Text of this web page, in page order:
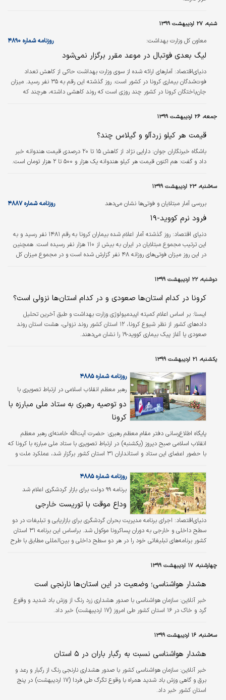
شنبه، ۲۷ اردیبهشت ۱۳۹۹
معاون کل وزارت بهداشت: روزنامه شماره ۴۸۹۰
لیگ بعدی فوتبال در موعد مقرر برگزار نمی‌شود
دنیای‌اقتصاد: آمارهای ارائه شده از سوی وزارت بهداشت حاکی از کاهش تعداد
فوت‌شدگان بیماری کرونا در کشور است. روز گذشته این رقم به ۳۵ نفر رسید. میزان
جان‌باختگان کرونا در کشور چند روزی است که روند کاهشی داشته، هرچند که
افزایش موارد ابتلا در سه استان کشور و هشدار درخصوص وضعیت برخی شهرهای
دیگر حکایت می‌کند. در این میان وضعیت خوزستان و تهران همچنان قرمز است و
استان خراسان شمالی هم وضعیت خوشایندی ندارد.
جمعه، ۲۶ اردیبهشت ۱۳۹۹
قیمت هر کیلو زردآلو و گیلاس چند؟
باشگاه خبرنگاران جوان:
دارایی نژاد از کاهش ۱۵ تا ۲۰ درصدی قیمت هندوانه خبر
داد و گفت: هم اکنون قیمت هر کیلو هندوانه یک هزار و ۵۰۰ تا ۲ هزار تومان است.
سه‌شنبه، ۲۳ اردیبهشت ۱۳۹۹
بررسی آمار مبتلایان و فوتی‌ها نشان می‌دهد روزنامه شماره ۴۸۸۷
فرود نرم کووید-۱۹
دنیای اقتصاد:
روز گذشته آمار اعلام شده بیماران کرونا به رقم ۱۴۸۱ نفر رسید و به
این ترتیب مجموع مبتلایان در ایران به بیش از ۱۱۰ هزار نفر رسیده است. همچنین
در این روز میزان فوتی‌های روزانه ۴۸ نفر گزارش شده است و در مجموع میزان کل
سال جاری کاهش ملایمی را داشته است و به نظر می‌رسد که بیماری کرونا به مرور
در حال کاهش است. در نتیجه با تداوم این روند تا انتهای بهار، سطح بیماری به
شکل قابل توجهی تحت کنترل درخواهد آمد. روز گذشته در آمارها اعلام…
دوشنبه، ۲۲ اردیبهشت ۱۳۹۹
کرونا در کدام استان‌ها صعودی و در کدام استان‌ها نزولی است؟
ايسنا: بر اساس اعلام کمیته اپیدمیولوژی وزارت بهداشت و طبق آخرین تحلیل
داده‌های کشور از نظر شیوع کرونا، ۱۲ استان کشور روند نزولی، هشت استان روند
صعودی یا آغاز پیک بیماری کووید-۱۹ را نشان می‌دهند.
یکشنبه، ۲۱ اردیبهشت ۱۳۹۹
رهبر معظم انقلاب اسلامی در ارتباط تصویری با
ستاد ملی مبارزه با کرونا مطرح کردند
روزنامه شماره ۴۸۸۵
دو توصیه رهبری به ستاد ملی مبارزه با
کرونا
پایگاه اطلاع‌رسانی دفتر مقام معظم رهبری: حضرت آیت‌الله خامنه‌ای رهبر معظم
انقلاب اسلامی صبح دیروز (یکشنبه) در ارتباط تصویری با ستاد ملی مبارزه با کرونا که
با حضور اعضای این ستاد و استانداران ۳۱ استان کشور برگزار شد، عملکرد ملت و
علمی، مدیریتی و خدماتی «حرکتی جهادی، عظیم و افتخارآمیز» خواندند و با تاکید
بر ثبت، بازخوانی و روایت هنرمندانه این تلاش و فداکاری ملی افزودند: مردم عزیز
ایران با رفتار متین و صبورانه خود انصافا خوش درخشیدند و فرهنگ اسلامی- ایرانی
را…
برنامه ۹۹ دولت برای بازار گردشگری اعلام شد
روزنامه شماره ۴۸۸۵
وداع موقت با توریست خارجی
دنیای‌اقتصاد: اجرای برنامه مدیریت بحران گردشگری برای بازاریابی و تبلیغات در دو
سطح داخلی و خارجی به دوران پساکرونا موکول شد. براساس این برنامه ۳۱ استان
کشور برنامه‌های تبلیغاتی خود را در هر دو سطح داخلی و بین‌المللی مطابق با طرح
می‌کنند.
چهارشنبه، ۱۷ اردیبهشت ۱۳۹۹
هشدار هواشناسی؛ وضعیت در این استان‌ها نارنجی است
خبر آنلاین: سازمان هواشناسی با صدور هشداری زرد رنگ از وزش باد شدید و وقوع
گرد و خاک در ۱۶ استان کشور طی امروز (۱۷ اردیبهشت) خبر داد.
سه‌شنبه، ۱۶ اردیبهشت ۱۳۹۹
هشدار هواشناسی نسبت به رگبار باران در ۵ استان
خبر آنلاین: سازمان هواشناسی کشور با صدور هشداری نارنجی رنگ از رگبار و رعد و
برق و گاهی وزش باد شدید همراه با وقوع تگرگ طی فردا (۱۷ اردیبهشت) در پنج
استان کشور خبر داد.